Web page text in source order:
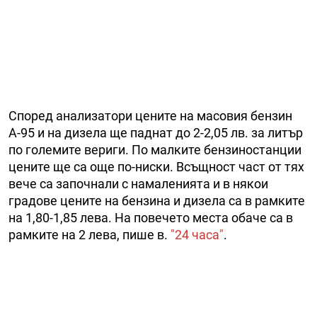
Според анализатори цените на масовия бензин
А-95 и на дизела ще паднат до 2-2,05 лв. за литър
по големите вериги. По малките бензиностанции
цените ще са още по-ниски. Всъщност част от тях
вече са започнали с намаленията и в някои
градове цените на бензина и дизела са в рамките
на 1,80-1,85 лева. На повечето места обаче са в
рамките на 2 лева, пише в. "24 часа".